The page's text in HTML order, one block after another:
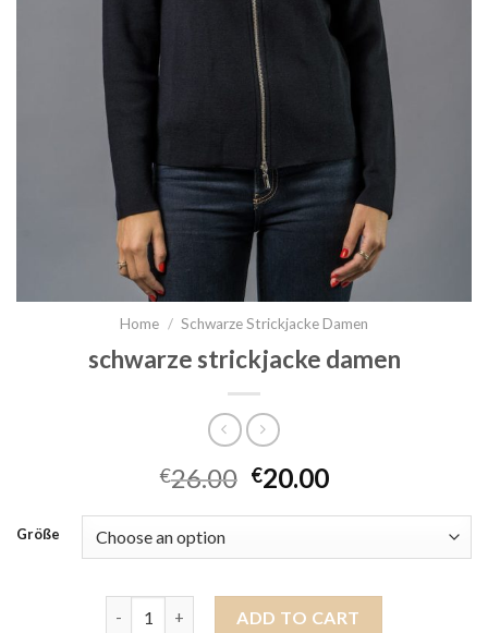
Home / Schwarze Strickjacke Damen
schwarze strickjacke damen
€26.00 €20.00
Größe
ADD TO CART